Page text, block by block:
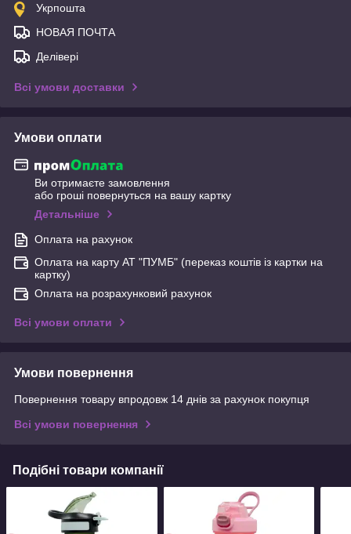
Укрпошта
НОВАЯ ПОЧТА
Делівері
Всі умови доставки
Умови оплати
Ви отримаєте замовлення
або гроші повернуться на вашу картку
Детальніше
Оплата на рахунок
Оплата на карту АТ "ПУМБ" (переказ коштів із картки на
картку)
Оплата на розрахунковий рахунок
Всі умови оплати
Умови повернення
Повернення товару впродовж 14 днів за рахунок покупця
Всі умови повернення
Подібні товари компанії